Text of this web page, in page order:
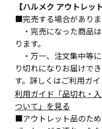
【ハルメク アウトレッ
■完売する場合がありま
・完売になった商品
ります。
・万一、注文集中等
り切れになりお届けで
す。詳しくはご利用ガ
利用ガイド「品切れ・
ついて」を見る
■アウトレット品のた